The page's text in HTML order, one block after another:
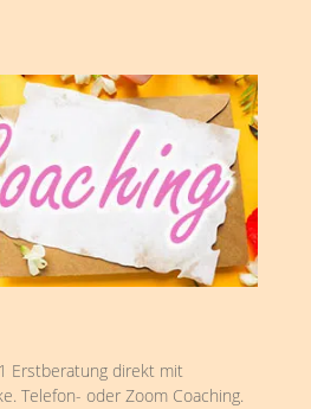
Erstberatung direkt mit
Telefon- oder Zoom Coaching.